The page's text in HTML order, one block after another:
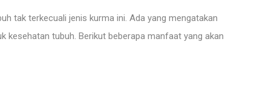
tak terkecuali jenis kurma ini. Ada yang mengatakan
kesehatan tubuh. Berikut beberapa manfaat yang akan